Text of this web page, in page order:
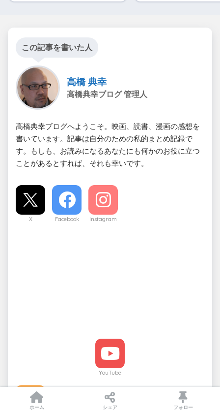
この記事を書いた人
高橋 典幸
高橋典幸ブログ 管理人
高橋典幸ブログへようこそ。映画、読書、漫画の感想を
書いています。記事は自分のための私的まとめ記録で
す。もしも、お読みになるあなたにも何かのお役に立つ
ことがあるとすれば、それも幸いです。
X Facebook Instagram
YouTube
ホーム シェア フォロー